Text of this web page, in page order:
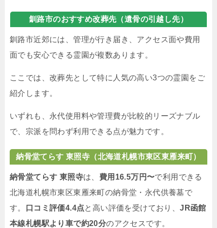
釧路市のおすすめ改葬先（遺骨の引越し先）
釧路市近郊には、管理が行き届き、アクセス面や費用
面でも安心できる霊園が複数あります。
ここでは、改葬先として特に人気の高い3つの霊園をご
紹介します。
いずれも、永代使用料や管理費が比較的リーズナブル
で、宗派を問わず利用できる点が魅力です。
納骨堂てらす 東照寺（北海道札幌市東区東雁来町）
納骨堂てらす 東照寺は、 費用16.5万円〜で利用できる
北海道札幌市東区東雁来町の納骨堂・永代供養墓で
す。
口コミ評価4.4点と高い評価を受けており、JR函館
本線札幌駅より車で約20分のアクセスです。